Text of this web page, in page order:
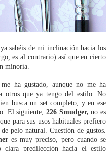
sabéis de mi inclinación hacia los
es al contrario) así que en cierto
minoría.
me ha gustado, aunque no me ha
otros que ya tengo del estilo. No
busca un set completo, y en ese
El siguiente, 226 Smudger,no es
para sus usos habituales prefiero
pelo natural. Cuestión de gustos.
es muy preciso, pero cuando se
clara predilección hacia el estilo